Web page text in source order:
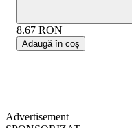
8.67 RON
Adaugă în coș
Advertisement